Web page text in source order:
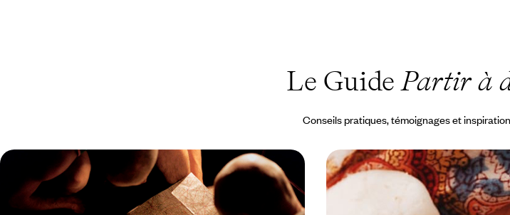
Le GuidePartir à
Conseils pratiques, témoignages et